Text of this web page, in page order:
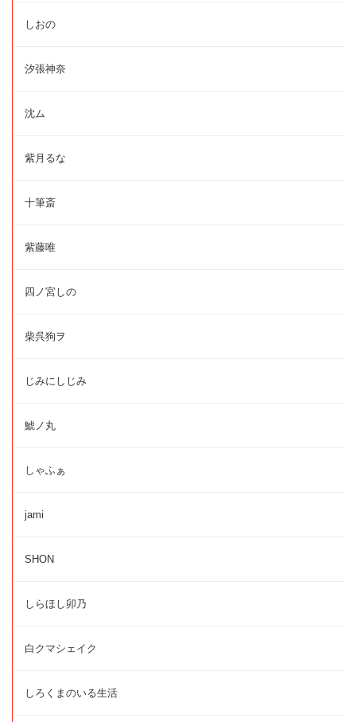
しおの
汐張神奈
沈ム
紫月るな
十筆斎
紫藤唯
四ノ宮しの
柴呉狗ヲ
じみにしじみ
鯱ノ丸
しゃふぁ
jami
SHON
しらほし卯乃
白クマシェイク
しろくまのいる生活